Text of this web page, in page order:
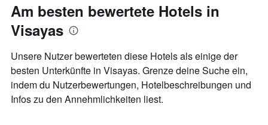
Am besten bewertete Hotels in
Visayas
Unsere Nutzer bewerteten diese Hotels als einige der
besten Unterkünfte in Visayas. Grenze deine Suche ein,
indem du Nutzerbewertungen, Hotelbeschreibungen und
Infos zu den Annehmlichkeiten liest.